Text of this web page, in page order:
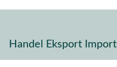
Handel Eksport Import